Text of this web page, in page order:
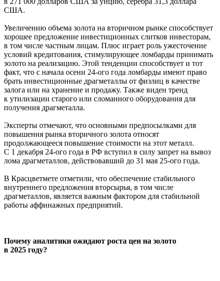
США.
Увеличению объема золота на вторичном рынке способствует
хорошее предложение инвестиционных слитков инвесторам,
в том числе частным лицам. Плюс играет роль ужесточение
условий кредитования, стимулирующее ломбарды принимать
золото на реализацию. Этой тенденции способствует и тот
факт, что с начала осени 24-ого года ломбарды имеют право
брать инвестиционные драгметаллы от физлиц в качестве
залога или на хранение и продажу. Также виден тренд
к утилизации старого или сломанного оборудования для
получения драгметалла.
Эксперты отмечают, что основными предпосылками для
повышения рынка вторичного золота относят
продолжающееся повышение стоимости на этот металл.
С 1 декабря 24-ого года в РФ вступил в силу запрет на вывоз
лома драгметаллов, действовавший до 31 мая 25-ого года.
В Красцветмете отметили, что обеспечение стабильного
внутреннего предложения вторсырья, в том числе
драгметаллов, является важным фактором для стабильной
работы аффинажных предприятий.
Почему аналитики ожидают роста цен на золото
в 2025 году?